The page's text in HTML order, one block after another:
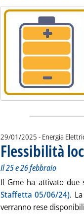
Lista allegati
29/01/2025 - Energia
Flessibilità
Il 25 e 26 febbraio
Il Gme ha attivato due
Staffetta 05/06/24).
verranno rese